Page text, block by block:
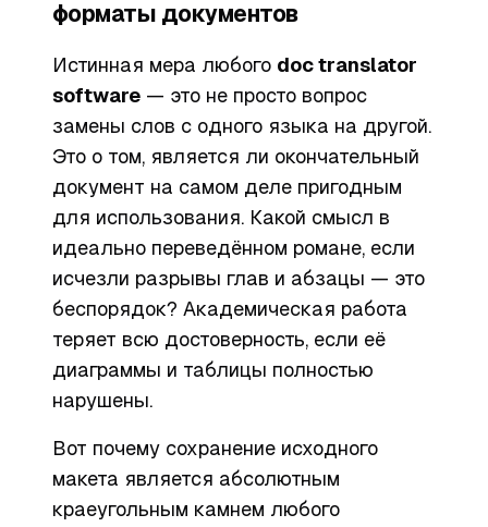
форматы документов
Истинная мера любого doc translator
software — это не просто вопрос
замены слов с одного языка на другой.
Это о том, является ли окончательный
документ на самом деле пригодным
для использования. Какой смысл в
идеально переведённом романе, если
исчезли разрывы глав и абзацы — это
беспорядок? Академическая работа
теряет всю достоверность, если её
диаграммы и таблицы полностью
нарушены.
Вот почему сохранение исходного
макета является абсолютным
краеугольным камнем любого